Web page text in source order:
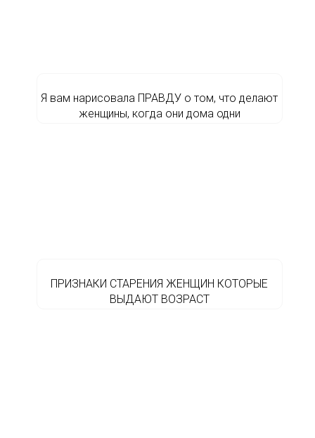
Я вам нарисовала ПРАВДУ о том, что делают
женщины, когда они дома одни
ПРИЗНАКИ СТАРЕНИЯ ЖЕНЩИН КОТОРЫЕ
ВЫДАЮТ ВОЗРАСТ